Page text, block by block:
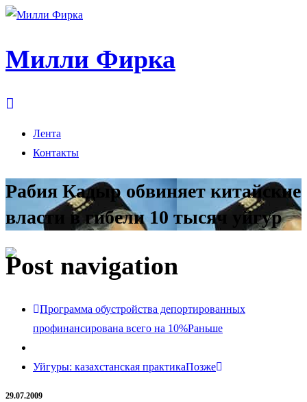
Милли Фирка
Лента
Контакты
Рабия Кадыр обвиняет китайские
власти в гибели 10 тысяч уйгур
Post navigation
Программа обустройства депортированных
профинансирована всего на 10%Раньше
Уйгуры: казахстанская практикаПозже
29.07.2009